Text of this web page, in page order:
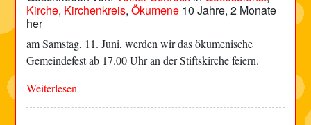
Kirche, Kirchenkreis,Ökumene 10 Jahre, 2 Monate
her
am Samstag, 11. Juni, werden wir das ökumenische
Gemeindefest ab 17.00 Uhr an der Stiftskirche feiern.
Weiterlesen